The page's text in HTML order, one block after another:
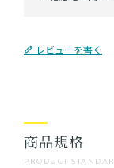
レビューを書く
PRODUCT
商品規格